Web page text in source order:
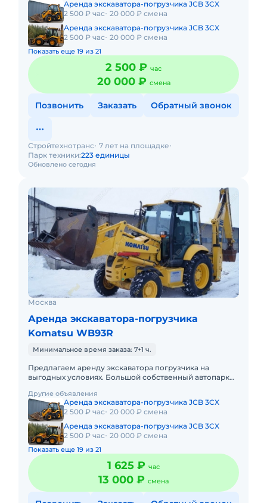
Аренда экскаватора-погрузчика JCB 3CX
2 500 ₽ час 20 000 ₽ смена
Аренда экскаватора-погрузчика JCB 3CX
2 500 ₽ час 20 000 ₽ смена
Показать еще 19 из 21
2 500 ₽ час
20 000 ₽ смена
Позвонить Заказать Обратный звонок
Обновлено сегодня
Стройтехнотранс 7 лет на площадке
Парк техники:223 единицы
Москва
Аренда экскаватора-погрузчика
Komatsu WB93R
Минимальное время заказа: 7+1 ч.
Предлагаем аренду экскаватора погрузчика на
выгодных условиях. Большой собственный автопарк
техники, собственн
Другие объявления
Аренда экскаватора-погрузчика JCB 3CX
2 500 ₽ час 20 000 ₽ смена
Аренда экскаватора-погрузчика JCB 3CX
2 500 ₽ час 20 000 ₽ смена
Показать еще 19 из 21
1 625 ₽ час
13 000 ₽ смена